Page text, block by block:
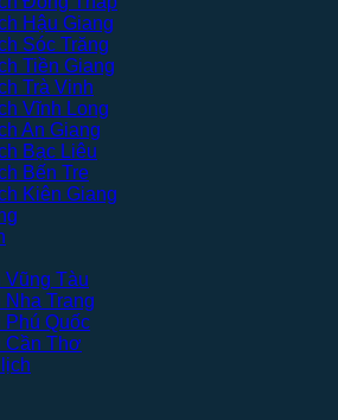
Hậu Giang
Sóc Trăng
Tiền Giang
Trà Vinh
Vĩnh Long
An Giang
Bạc Liêu
Bến Tre
Kiên Giang
Vũng Tàu
Nha Trang
Phú Quốc
Cần Thơ